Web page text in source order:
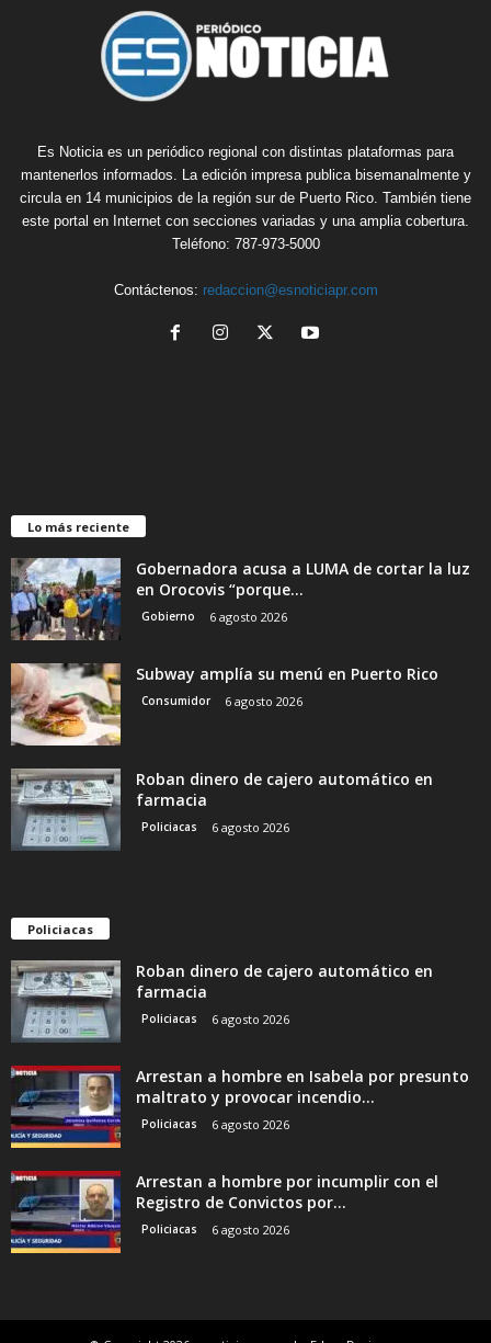
Es Noticia es un periódico regional con distintas plataformas para
mantenerlos informados. La edición impresa publica bisemanalmente y
circula en 14 municipios de la región sur de Puerto Rico. También tiene
este portal en Internet con secciones variadas y una amplia cobertura.
Teléfono: 787-973-5000
Contáctenos: redaccion@esnoticiapr.com
Lo más reciente
Gobernadora acusa a LUMA de cortar la luz
en Orocovis “porque...
Gobierno 6 agosto 2026
Subway amplía su menú en Puerto Rico
Consumidor 6 agosto 2026
Roban dinero de cajero automático en
farmacia
Policiacas 6 agosto 2026
Policiacas
Roban dinero de cajero automático en
farmacia
Policiacas 6 agosto 2026
Arrestan a hombre en Isabela por presunto
maltrato y provocar incendio...
Policiacas 6 agosto 2026
Arrestan a hombre por incumplir con el
Registro de Convictos por...
Policiacas 6 agosto 2026